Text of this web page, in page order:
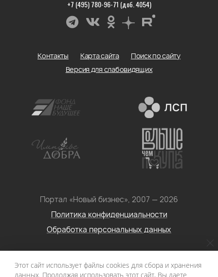
+7 (495) 780-96-71 (доб. 4054)
Портал «Новый бизнес», 2007 — 2026
Политика конфиденциальности
Обработка персональных данных
Контакты Карта сайта
Поиск по сайту
Версия для слабовидящих
Условия использования информации с сайта: Материалы
портала «Новый бизнес. Социальное
Этот сайт использует файлы cookies для сбора и хранения
данных. Продолжая использовать этот сайт, Вы даете